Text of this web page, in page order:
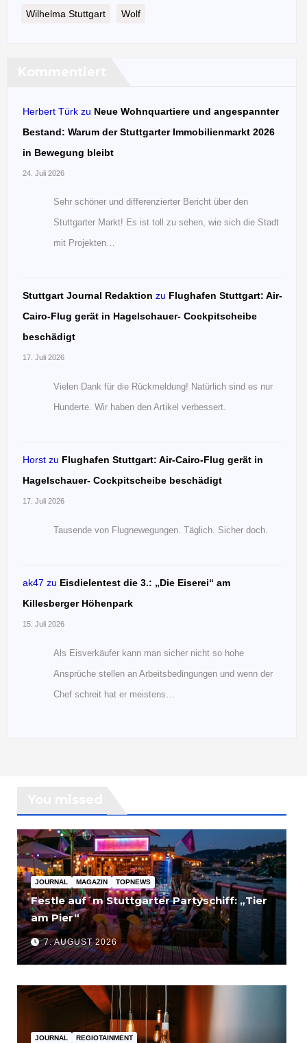
Wilhelma Stuttgart Wolf
Herbert Türk zu Neue Wohnquartiere und angespannter
Bestand: Warum der Stuttgarter Immobilienmarkt 2026
in Bewegung bleibt
24. Juli 2026
Sehr schöner und differenzierter Bericht über den
Stuttgarter Markt! Es ist toll zu sehen, wie sich die Stadt
mit Projekten…
Stuttgart Journal Redaktion zu Flughafen Stuttgart: Air-
Cairo-Flug gerät in Hagelschauer- Cockpitscheibe
beschädigt
17. Juli 2026
Vielen Dank für die Rückmeldung! Natürlich sind es nur
Hunderte. Wir haben den Artikel verbessert.
Horst zu Flughafen Stuttgart: Air-Cairo-Flug gerät in
Hagelschauer- Cockpitscheibe beschädigt
17. Juli 2026
Tausende von Flugnewegungen. Täglich. Sicher doch.
ak47 zu Eisdielentest die 3.: „Die Eiserei“ am
Killesberger Höhenpark
15. Juli 2026
Als Eisverkäufer kann man sicher nicht so hohe
Ansprüche stellen an Arbeitsbedingungen und wenn der
Chef schreit hat er meistens…
JOURNAL MAGAZIN TOPNEWS
Festle auf´m Stuttgarter Partyschiff: „Tier
am Pier“
7. AUGUST 2026
JOURNAL REGIOTAINMENT